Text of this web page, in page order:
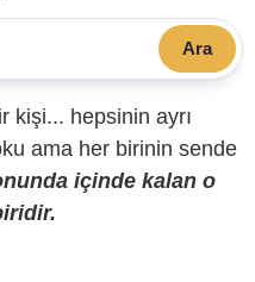
Ara
kişi... hepsinin ayrı
ama her birinin sende
içinde kalan o